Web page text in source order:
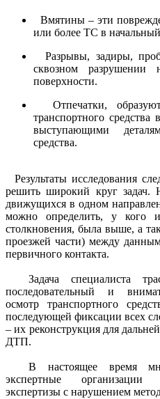
Вмятины – эти
или более ТС в
Разрывы, задиры,
сквозном разрушении
поверхности.
Отпечатки,
транспортного средства
выступающими
средства.
Результаты исследования
решить широкий круг задач.
движущихся в одном
можно определить, у кого
столкновения, была выше, а
проезжей части) между
первичного контакта.
Задача специалиста
последовательный и
осмотр транспортного
последующей фиксации всех
– их реконструкция для
ДТП.
В настоящее время
экспертные организации
экспертизы с нарушением